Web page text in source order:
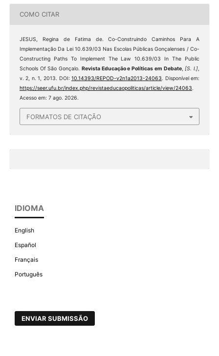
COMO CITAR
JESUS, Regina de Fatima de. Co-Construindo Caminhos Para A
Implementação Da Lei 10.639/03 Nas Escolas Públicas Gonçalenses / Co-
Constructing Paths To Implement The Law 10.639/03 In The Public
Schools Of São Gonçalo. Revista Educação e Políticas em Debate,[S. l.],
v. 2, n. 1, 2013. DOI:10.14393/REPOD-v2n1a2013-24063. Disponível em:
https://seer.ufu.br/index.php/revistaeducaopoliticas/article/view/24063.
Acesso em: 7 ago. 2026.
FORMATOS DE CITAÇÃO
IDIOMA
English
Español
Français
Português
ENVIAR SUBMISSÃO